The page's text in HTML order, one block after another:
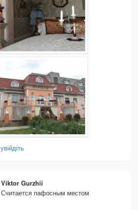
увійдіть
Viktor Gurzhii
Считается пафосным местом